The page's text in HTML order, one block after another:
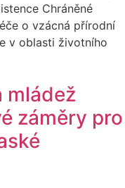
Chráněné
o vzácná přírodní
v oblasti životního
mládež
záměry pro